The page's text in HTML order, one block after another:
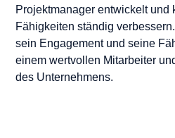
Projektmanager entwickelt und
Fähigkeiten ständig
sein Engagement und seine
einem wertvollen Mitarbeiter
des Unternehmens.